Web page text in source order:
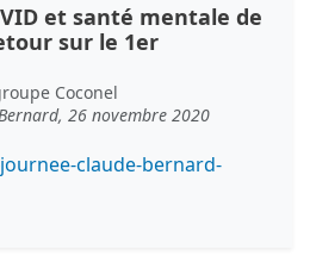
et santé mentale de
sur le 1er
Coconel
26 novembre 2020
claude-bernard-